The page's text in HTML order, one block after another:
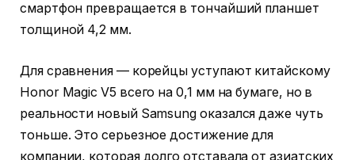
смартфон превращается в тончайший планшет
толщиной 4,2 мм.
Для сравнения — корейцы уступают китайскому
Honor Magic V5 всего на 0,1 мм на бумаге, но в
реальности новый Samsung оказался даже чуть
тоньше. Это серьезное достижение для
компании, которая долго отставала от азиатских